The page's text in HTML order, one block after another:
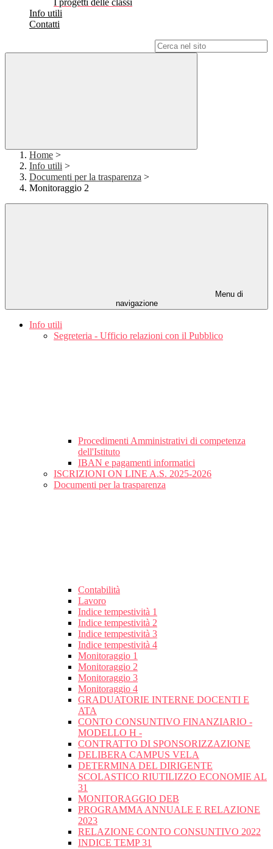
I progetti delle classi
Info utili
Contatti
Home >
Info utili >
Documenti per la trasparenza >
Monitoraggio 2
Menu di
navigazione
Info utili
Segreteria - Ufficio relazioni con il Pubblico
Procedimenti Amministrativi di competenza
dell'Istituto
IBAN e pagamenti informatici
ISCRIZIONI ON LINE A.S. 2025-2026
Documenti per la trasparenza
Contabilità
Lavoro
Indice tempestività 1
Indice tempestività 2
Indice tempestività 3
Indice tempestività 4
Monitoraggio 1
Monitoraggio 2
Monitoraggio 3
Monitoraggio 4
GRADUATORIE INTERNE DOCENTI E
ATA
CONTO CONSUNTIVO FINANZIARIO -
MODELLO H -
CONTRATTO DI SPONSORIZZAZIONE
DELIBERA CAMPUS VELA
DETERMINA DEL DIRIGENTE
SCOLASTICO RIUTILIZZO ECONOMIE AL
31
MONITORAGGIO DEB
PROGRAMMA ANNUALE E RELAZIONE
2023
RELAZIONE CONTO CONSUNTIVO 2022
INDICE TEMP 31